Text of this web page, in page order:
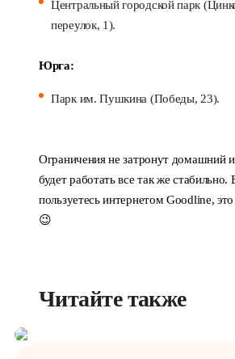
Центральный городской парк
переулок, 1).
Юрга:
Парк им. Пушкина (Победы, 23).
Ограничения не затронут домашний
будет работать все так же
пользуетесь интернетом Goodline,
😉
Читайте также